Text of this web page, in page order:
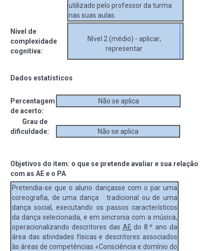
utilizado pelo professor da turma
nas suas aulas.
Nível de
complexidade
cognitiva:
Nível 2 (médio) - aplicar;
representar
Dados estatísticos
Percentagem
de acerto:
Não se aplica
Grau de
dificuldade:
Não se aplica
Objetivos do item: o que se pretende avaliar e sua relação
com as AE e o PA
Pretendia-se que o aluno dançasse com o par uma
coreografia, de uma dança tradicional ou de uma
dança social, executando os passos característicos
da dança selecionada, e em sincronia com a música,
operacionalizando descritores das AE do 8.º ano da
área das atividades físicas e descritores associados
às áreas de competências «Consciência e domínio do